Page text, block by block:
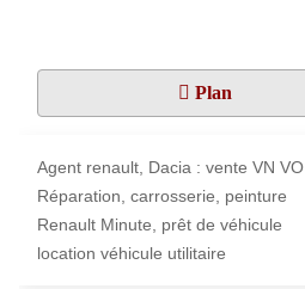
Plan
Agent renault, Dacia : vente VN VO
Réparation, carrosserie, peinture
Renault Minute, prêt de véhicule
location véhicule utilitaire